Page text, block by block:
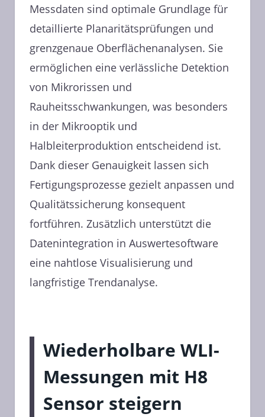
Messdaten sind optimale Grundlage für
detaillierte Planaritätsprüfungen und
grenzgenaue Oberflächenanalysen. Sie
ermöglichen eine verlässliche Detektion
von Mikrorissen und
Rauheitsschwankungen, was besonders
in der Mikrooptik und
Halbleiterproduktion entscheidend ist.
Dank dieser Genauigkeit lassen sich
Fertigungsprozesse gezielt anpassen und
Qualitätssicherung konsequent
fortführen. Zusätzlich unterstützt die
Datenintegration in Auswertesoftware
eine nahtlose Visualisierung und
langfristige Trendanalyse.
Wiederholbare WLI-
Messungen mit H8
Sensor steigern